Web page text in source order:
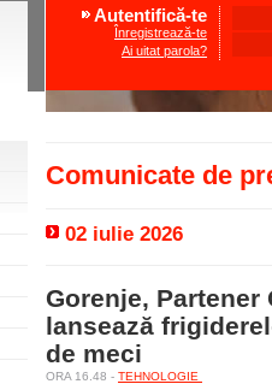
Autentifică-te
Înregistrează-te
Ai uitat parola?
Comunicate de
02 iulie 2026
Gorenje,
lansează
de meci
ORA 16.48 - TEHNOLOGIE